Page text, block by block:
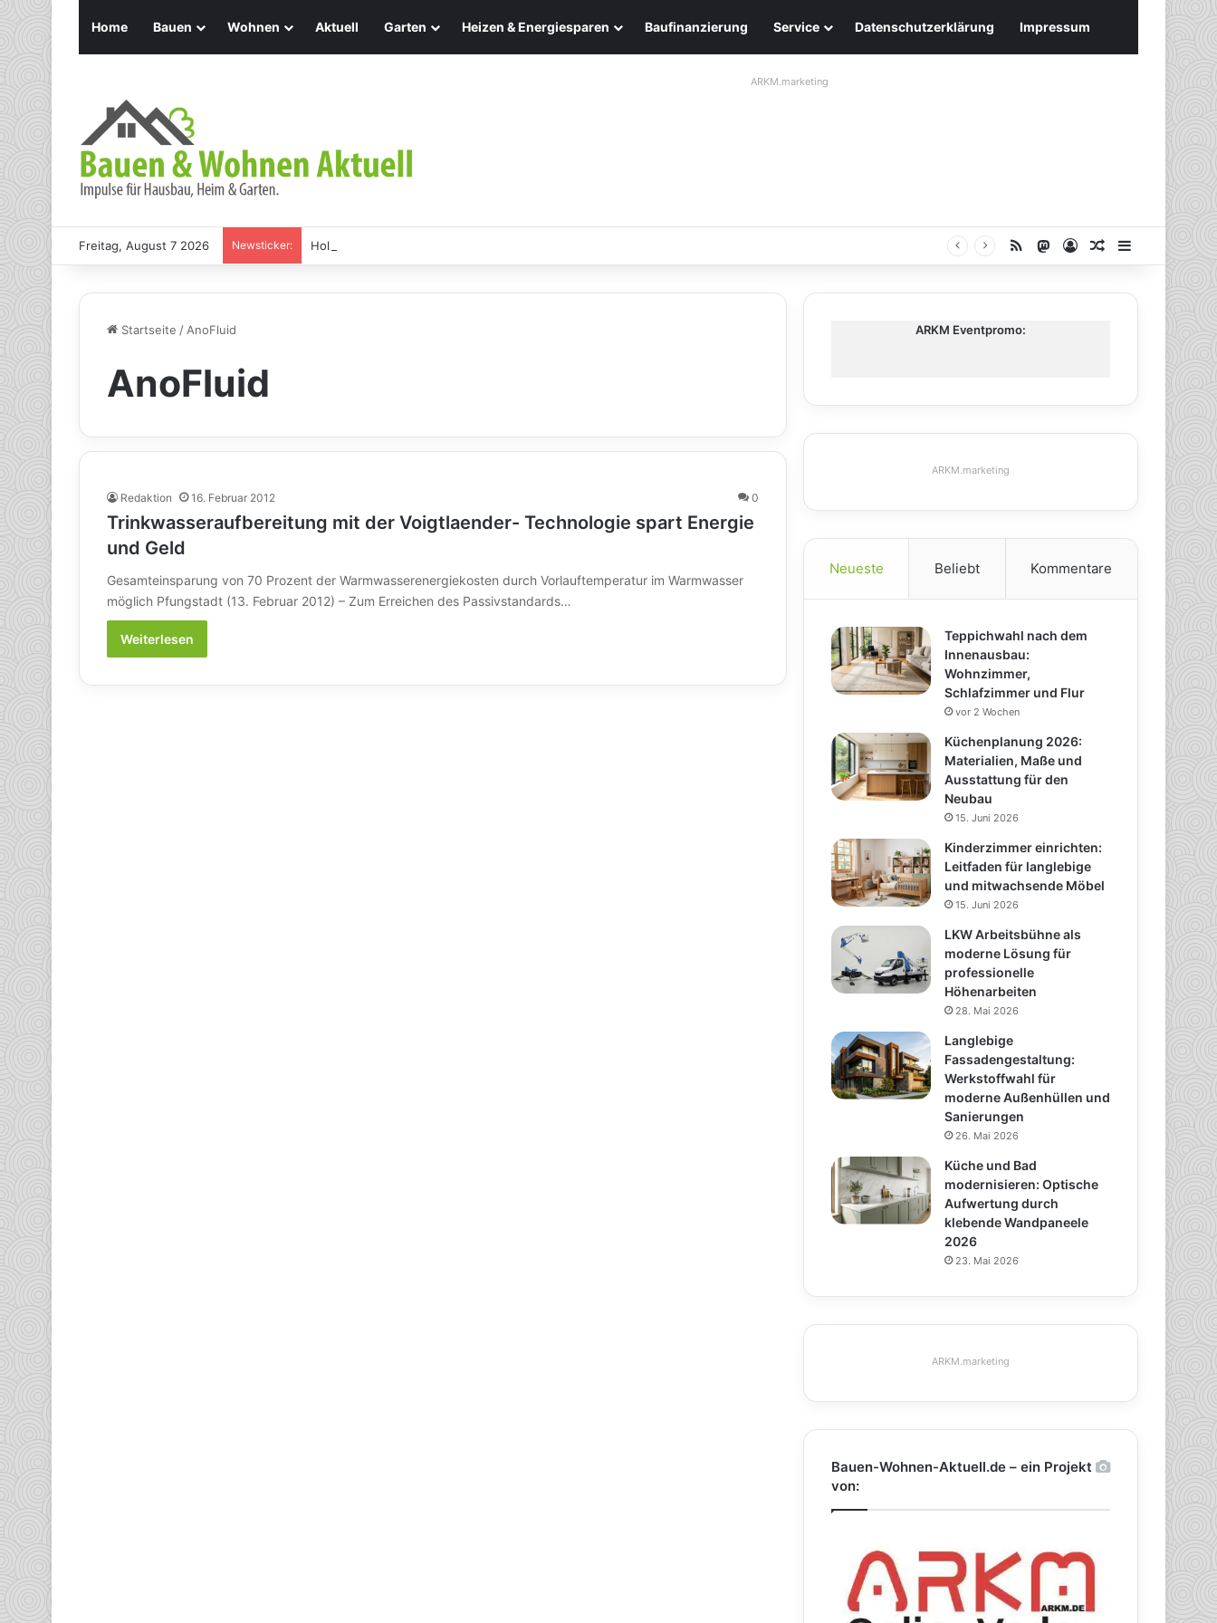
Home Bauen Wohnen Aktuell Garten Heizen & Energiesparen Baufinanzierung Service Datenschutzerklärung Impressum
ARKM.marketing
Freitag, August 7 2026 Newsticker: Holz Pendelleuchten: Eleganz und Nachhaltigkeit für Ihr Zuhause RSS Mastodon
AnmeldenZufälliger
Startseite /AnoFluid
AnoFluid
Redaktion 16. Februar 2012 0
Trinkwasseraufbereitung mit der Voigtlaender- Technologie spart Energie
und Geld
Gesamteinsparung von 70 Prozent der Warmwasserenergiekosten durch Vorlauftemperatur im Warmwasser
möglich Pfungstadt (13. Februar 2012) – Zum Erreichen des Passivstandards…
Weiterlesen
ARKM Eventpromo:
ARKM.marketing
Neueste Beliebt Kommentare
Teppichwahl nach dem
Innenausbau:
Wohnzimmer,
Schlafzimmer und Flur
vor 2 Wochen
Küchenplanung 2026:
Materialien, Maße und
Ausstattung für den
Neubau
15. Juni 2026
Kinderzimmer einrichten:
Leitfaden für langlebige
und mitwachsende Möbel
15. Juni 2026
LKW Arbeitsbühne als
moderne Lösung für
professionelle
Höhenarbeiten
28. Mai 2026
Langlebige
Fassadengestaltung:
Werkstoffwahl für
moderne Außenhüllen und
Sanierungen
26. Mai 2026
Küche und Bad
modernisieren: Optische
Aufwertung durch
klebende Wandpaneele
2026
23. Mai 2026
ARKM.marketing
Bauen-Wohnen-Aktuell.de – ein Projekt
von: